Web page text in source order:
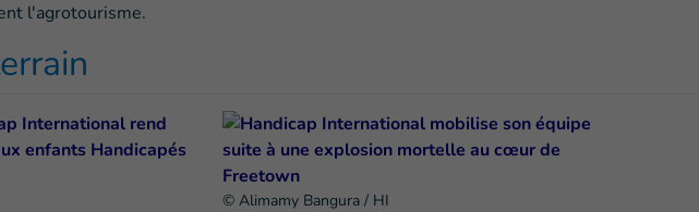
l'agrotourisme.
© Alimamy Bangura / HI